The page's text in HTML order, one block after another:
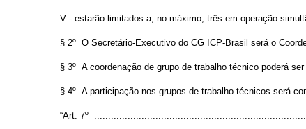
V - estarão limitados a, no máximo, três em operação
§ 2º O Secretário-Executivo do CG ICP-Brasil será o
§ 3º A coordenação de grupo de trabalho técnico poderá
§ 4º A participação nos grupos de trabalho técnicos será
“Art. 7º